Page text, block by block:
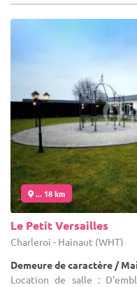
... 18 km
Le Petit Versailles
Charleroi - Hainaut (WHT)
Demeure de caractère /
Location de salle :